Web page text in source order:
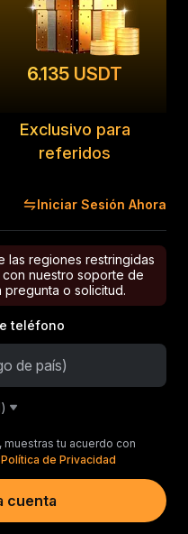
6.135 USDT
Exclusivo para
referidos
Iniciar Sesión Ahora
las regiones restringidas
nuestro soporte de
pregunta o solicitud.
teléfono
muestras tu acuerdo con
Política de Privacidad
cuenta